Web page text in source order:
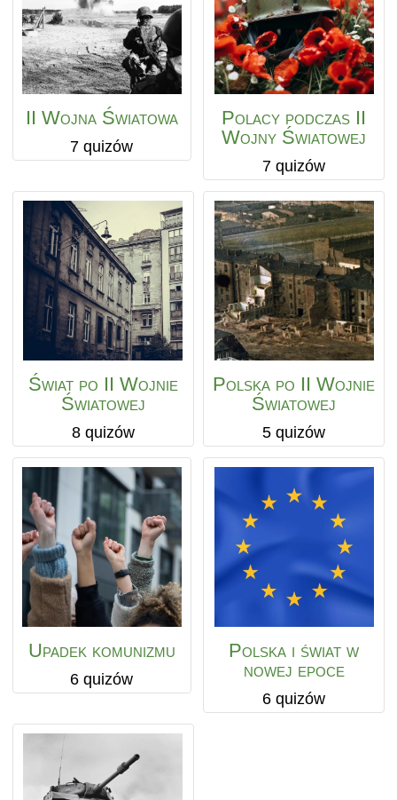
Polacy podczas II
Wojny Światowej
7 quizów
Świat po II Wojnie
Światowej
8 quizów
II Wojna Światowa
7 quizów
Polska po II Wojnie
Światowej
5 quizów
Upadek komunizmu
6 quizów
Polska i świat w
nowej epoce
6 quizów